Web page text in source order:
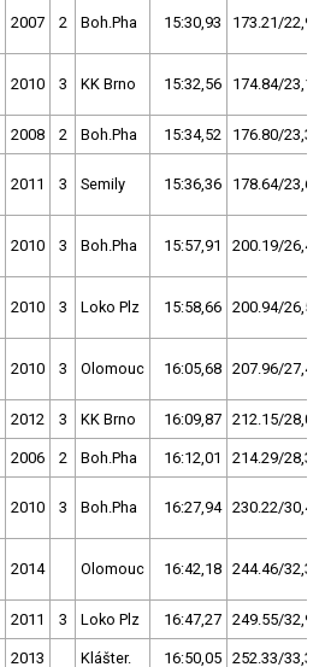
2007 2 Boh.Pha 15:30,93 173.21/22,9
2010 3 KK Brno 15:32,56 174.84/23,1
2008 2 Boh.Pha 15:34,52 176.80/23,3
2011 3 Semily 15:36,36 178.64/23,6
2010 3 Boh.Pha 15:57,91 200.19/26,4
2010 3 Loko Plz 15:58,66 200.94/26,5
2010 3 Olomouc 16:05,68 207.96/27,4
2012 3 KK Brno 16:09,87 212.15/28,0
2006 2 Boh.Pha 16:12,01 214.29/28,3
2010 3 Boh.Pha 16:27,94 230.22/30,4
2014 Olomouc 16:42,18 244.46/32,3
2011 3 Loko Plz 16:47,27 249.55/32,9
2013 Klášter. 16:50,05 252.33/33,3